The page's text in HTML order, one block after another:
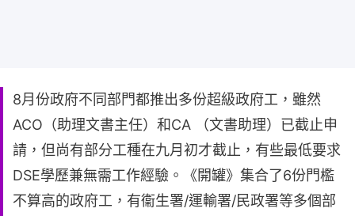
8月份政府不同部門都推出多份超級政府工，雖然
ACO（助理文書主任）和CA （文書助理）已截止申
請，但尚有部分工種在九月初才截止，有些最低要求
DSE學歷兼無需工作經驗。《開罐》集合了6份門檻
不算高的政府工，有衞生署/運輸署/民政署等多個部